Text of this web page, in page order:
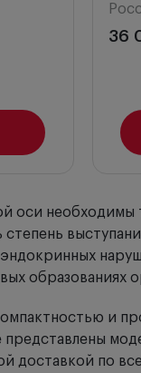
36
оси
образованиях
и
доставкой по